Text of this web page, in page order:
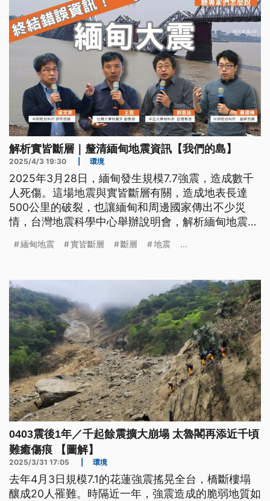
解析實皆斷層｜釐清緬甸地震資訊【我們的島】
2025/4/3 19:30 環境
2025年3月28日，緬甸發生規模7.7強震，造成數千
人死傷。這場地震與實皆斷層有關，造成地表長達
500公里的破裂，也讓緬甸和周邊國家傳出不少災
情，台灣地震科學中心舉辦說明會，解析緬甸地震原
緬甸地震 實皆斷層 斷層 地震 ...
0403震後1年／千起餘震擴大崩塌 太魯閣再添近千頃
難癒傷痕 【圖解】
2025/3/31 17:05 環境
去年4月3日規模7.1的花蓮強震搖晃全台，橋斷樓塌
釀成20人罹難。時隔近一年，強震造成的脆弱地質如